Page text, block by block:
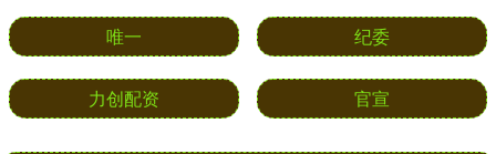
唯一 纪委
力创配资 官宣